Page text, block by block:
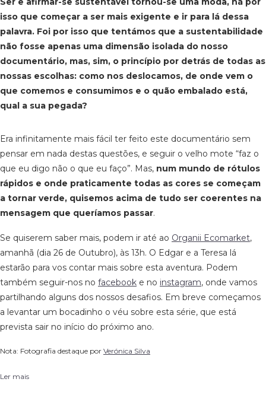
isso que começar a ser mais exigente e ir para lá dessa
palavra. Foi por isso que tentámos que a sustentabilidade
não fosse apenas uma dimensão isolada do nosso
documentário, mas, sim, o princípio por detrás de todas as
nossas escolhas: como nos deslocamos, de onde vem o
que comemos e consumimos e o quão embalado está,
qual a sua pegada?
Era infinitamente mais fácil ter feito este documentário sem
pensar em nada destas questões, e seguir o velho mote “faz o
que eu digo não o que eu faço”. Mas, num mundo de rótulos
rápidos e onde praticamente todas as cores se começam
a tornar verde, quisemos acima de tudo ser coerentes na
mensagem que queríamos passar.
Se quiserem saber mais, podem ir até ao Organii Ecomarket,
amanhã (dia 26 de Outubro), às 13h. O Edgar e a Teresa lá
estarão para vos contar mais sobre esta aventura. Podem
também seguir-nos no facebook e no instagram, onde vamos
partilhando alguns dos nossos desafios. Em breve começamos
a levantar um bocadinho o véu sobre esta série, que está
prevista sair no início do próximo ano.
Nota: Fotografia destaque por Verónica Silva
Ler mais